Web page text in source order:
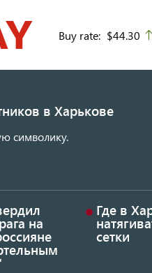
Buy rate: $44.30
в Харькове
символику.
на
Где в
сетки